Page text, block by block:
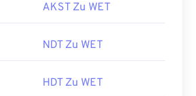
AKST Zu WET
NDT Zu WET
HDT Zu WET